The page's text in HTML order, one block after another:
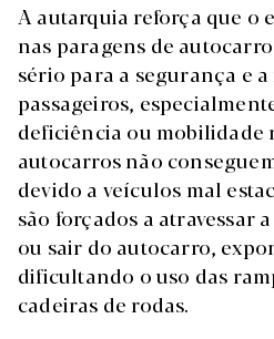
A autarquia reforça que o
nas paragens de
sério para a segurança e
passageiros,
deficiência ou mobilidade
autocarros não
devido a veículos mal
são forçados a atravessar
ou sair do autocarro,
dificultando o uso das
cadeiras de rodas.